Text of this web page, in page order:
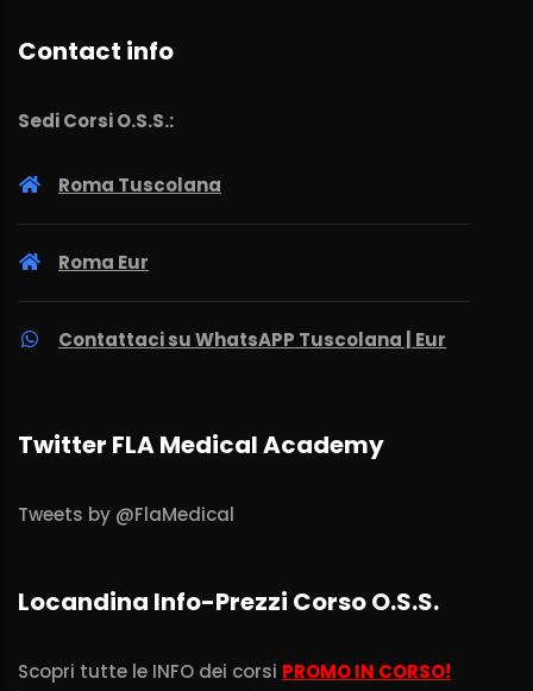
Contact info
Sedi Corsi O.S.S.:
Roma Tuscolana
Roma Eur
Contattaci su WhatsAPP Tuscolana | Eur
Twitter FLA Medical Academy
Tweets by @FlaMedical
Locandina Info-Prezzi Corso O.S.S.
Scopri tutte le INFO dei corsi PROMO IN CORSO!